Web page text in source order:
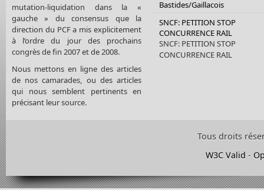
mutation-liquidation dans la «
gauche » du consensus que la
direction du PCF a mis explicitement
à l’ordre du jour des prochains
congrès de fin 2007 et de 2008.
Nous mettons en ligne des articles
de nos camarades, ou des articles
qui nous semblent pertinents en
précisant leur source.
Bastides/Gaillacois
SNCF: PETITION STOP
CONCURRENCE RAIL
SNCF: PETITION STOP
CONCURRENCE RAIL
Tous droits
W3C Valid -